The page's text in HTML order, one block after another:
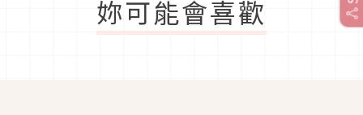
妳可能會喜歡